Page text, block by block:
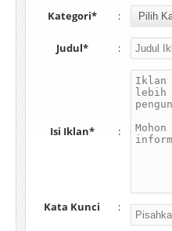
Kategori* :
Judul* :
Isi Iklan* :
Kata Kunci :